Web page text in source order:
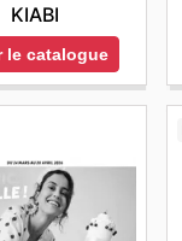
KIABI
le catalogue